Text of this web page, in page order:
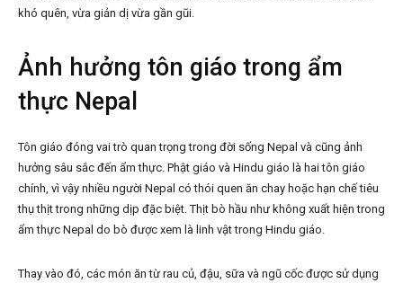
khó quên, vừa giản dị vừa gần gũi.
Ảnh hưởng tôn giáo trong ẩm
thực Nepal
Tôn giáo đóng vai trò quan trọng trong đời sống Nepal và cũng ảnh
hưởng sâu sắc đến ẩm thực. Phật giáo và Hindu giáo là hai tôn giáo
chính, vì vậy nhiều người Nepal có thói quen ăn chay hoặc hạn chế tiêu
thụ thịt trong những dịp đặc biệt. Thịt bò hầu như không xuất hiện trong
ẩm thực Nepal do bò được xem là linh vật trong Hindu giáo.
Thay vào đó, các món ăn từ rau củ, đậu, sữa và ngũ cốc được sử dụng